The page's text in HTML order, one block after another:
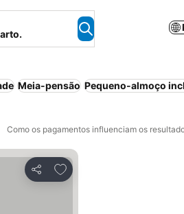
Meia-pensão Pequeno-almoço
Como os pagamentos influenciam os
Partilhar
Adicionar aos favoritos